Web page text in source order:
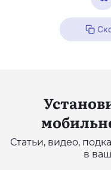
Статьи, видео,
в